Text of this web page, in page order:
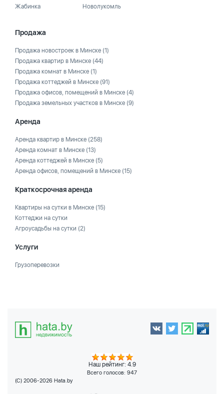
Жабинка
Новолукомль
Продажа
Продажа новостроек в Минске (1)
Продажа квартир в Минске (44)
Продажа комнат в Минске (1)
Продажа коттеджей в Минске (91)
Продажа офисов, помещений в Минске (4)
Продажа земельных участков в Минске (9)
Аренда
Аренда квартир в Минске (258)
Аренда комнат в Минске (13)
Аренда коттеджей в Минске (5)
Аренда офисов, помещений в Минске (15)
Краткосрочная аренда
Квартиры на сутки в Минске (15)
Коттеджи на сутки
Агроусадьбы на сутки (2)
Услуги
Грузоперевозки
Наш рейтинг: 4.9
Всего голосов: 947
(C) 2006-2026 Hata.by